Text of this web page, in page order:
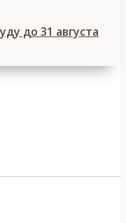
до 31 августа